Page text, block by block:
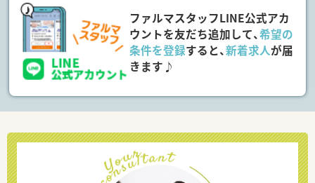
ファルマスタッフLINE公式アカ
ウントを友だち追加して、希望の
条件を登録すると、新着求人が届
きます♪